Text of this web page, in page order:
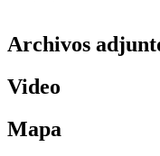
Archivos
Video
Mapa